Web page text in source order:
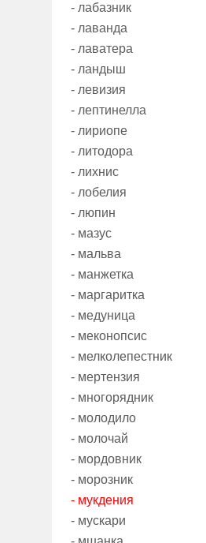
- лабазник
- лаванда
- лаватера
- ландыш
- левизия
- лептинелла
- лириопе
- литодора
- лихнис
- лобелия
- люпин
- мазус
- мальва
- манжетка
- маргаритка
- медуница
- меконопсис
- мелколепестник
- мертензия
- многорядник
- молодило
- молочай
- мордовник
- морозник
- мукдения
- мускари